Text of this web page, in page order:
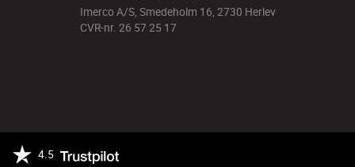
Imerco A/S, Smedeholm 16, 2730 Herlev
CVR-nr. 26 57 25 17
4.5